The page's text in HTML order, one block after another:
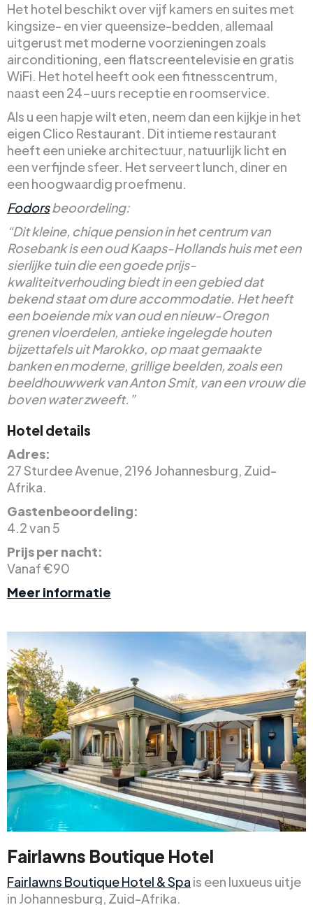
Het hotel beschikt over vijf kamers en suites met
kingsize- en vier queensize-bedden, allemaal
uitgerust met moderne voorzieningen zoals
airconditioning, een flatscreentelevisie en gratis
WiFi. Het hotel heeft ook een fitnesscentrum,
naast een 24-uurs receptie en roomservice.
Als u een hapje wilt eten, neem dan een kijkje in het
eigen Clico Restaurant. Dit intieme restaurant
heeft een unieke architectuur, natuurlijk licht en
een verfijnde sfeer. Het serveert lunch, diner en
een hoogwaardig proefmenu.
Fodorsbeoordeling:
“Dit kleine, chique pension in het centrum van
Rosebank is een oud Kaaps-Hollands huis met een
sierlijke tuin die een goede prijs-
kwaliteitverhouding biedt in een gebied dat
bekend staat om dure accommodatie. Het heeft
een boeiende mix van oud en nieuw-Oregon
grenen vloerdelen, antieke ingelegde houten
bijzettafels uit Marokko, op maat gemaakte
banken en moderne, grillige beelden, zoals een
beeldhouwwerk van Anton Smit, van een vrouw die
boven water zweeft.”
Hotel details
Adres:
27 Sturdee Avenue, 2196 Johannesburg, Zuid-
Afrika.
Gastenbeoordeling:
4.2 van 5
Prijs per nacht:
Vanaf €90
Meer informatie
Fairlawns Boutique Hotel
Fairlawns Boutique Hotel & Spa is een luxueus uitje
in Johannesburg, Zuid-Afrika.